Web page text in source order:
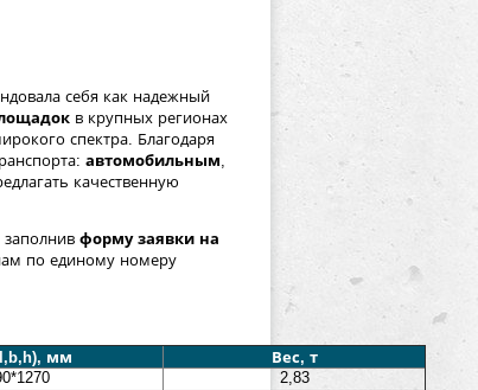
себя как надежный
в крупных регионах
спектра. Благодаря
автомобильным,
качественную
форму заявки на
по единому номеру
мм
Вес, т
2,83